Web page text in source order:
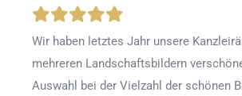
Wir haben letztes Jahr unsere
mehreren Landschaftsbildern
Auswahl bei der Vielzahl der schönen